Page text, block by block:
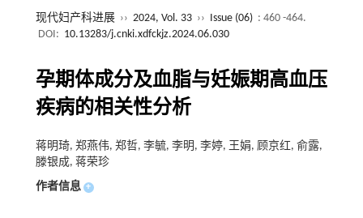
现代妇产科进展 ›› 2024, Vol. 33 ›› Issue (06) : 460 -464.
DOI: 10.13283/j.cnki.xdfckjz.2024.06.030
孕期体成分及血脂与妊娠期高血压
疾病的相关性分析
蒋明琦, 郑燕伟, 郑哲, 李毓, 李明, 李婷, 王娟, 顾京红, 俞露,
滕银成, 蒋荣珍
作者信息 +